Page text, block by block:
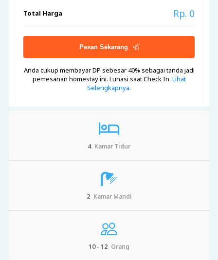
Total Harga Rp. 0
Pesan Sekarang
Anda cukup membayar DP sebesar 40% sebagai tanda jadi
pemesanan homestay ini. Lunasi saat Check In. Lihat
Selengkapnya.
4 Kamar Tidur
2 Kamar Mandi
10 - 12 Orang